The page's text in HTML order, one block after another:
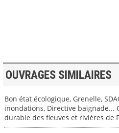
OUVRAGES SIMILAIRES
Bon état écologique, Grenelle,
inondations, Directive baignade...
durable des fleuves et rivières de